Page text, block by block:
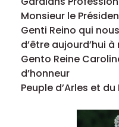
Monsieur le
Genti Reino qui
d’être aujourd’hui
Gento Reine
d’honneur
Peuple d’Arles et du